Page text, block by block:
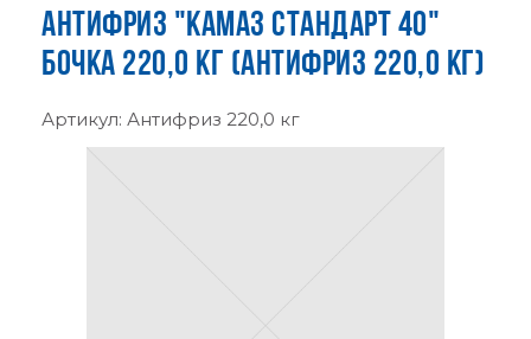
АНТИФРИЗ "КАМАЗ СТАНДАРТ 40"
БОЧКА 220,0 КГ (АНТИФРИЗ 220,0 КГ)
Артикул: Антифриз 220,0 кг